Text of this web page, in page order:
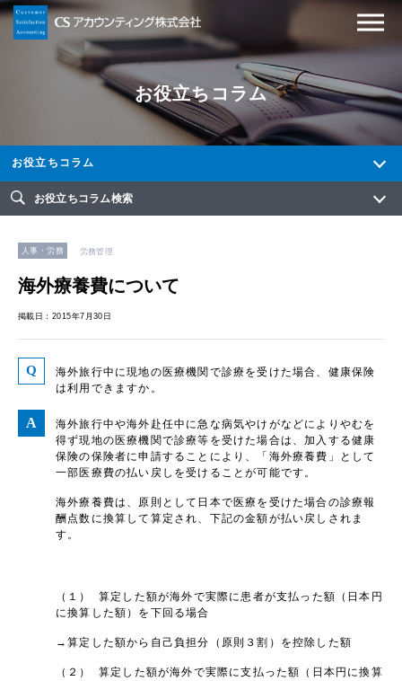
お役立ちコラム
お役立ちコラム
お役立ちコラム検索
人事・労務 労務管理
海外療養費について
掲載日：2015年7月30日
海外旅行中に現地の医療機関で診療を受けた場合、健康保険
は利用できますか。
海外旅行中や海外赴任中に急な病気やけがなどによりやむを
得ず現地の医療機関で診療等を受けた場合は、加入する健康
保険の保険者に申請することにより、「海外療養費」として
一部医療費の払い戻しを受けることが可能です。
海外療養費は、原則として日本で医療を受けた場合の診療報
酬点数に換算して算定され、下記の金額が払い戻しされま
す。
（１） 算定した額が海外で実際に患者が支払った額（日本円
に換算した額）を下回る場合
→算定した額から自己負担分（原則３割）を控除した額
（２） 算定した額が海外で実際に支払った額（日本円に換算